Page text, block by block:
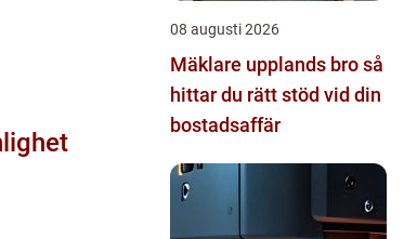
08 augusti 2026
Mäklare upplands bro så
hittar du rätt stöd vid din
bostadsaffär